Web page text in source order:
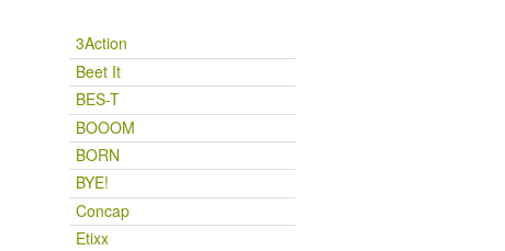
3Action
Beet It
BES-T
BOOOM
BORN
BYE!
Concap
Etixx